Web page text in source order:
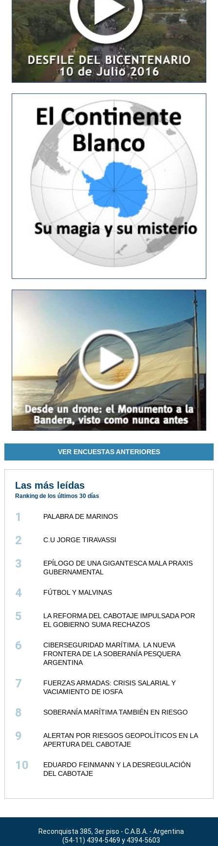
VER ENCUESTAS ANTERIORES
Las más leídas
Ranking de los últimos 30 días
1 PALABRA DE MARINOS
2 C.U JORGE TIRAVASSI
3
EPÍLOGO DE UNA GIGANTESCA MALA PRAXIS
GUBERNAMENTAL
4 FÚTBOL Y MALVINAS
5
LA REFORMA DEL CABOTAJE IMPULSADA POR
EL GOBIERNO SUMA RECHAZOS
6
CIBERSEGURIDAD MARÍTIMA. LA NUEVA
FRONTERA DE LA SOBERANÍA PESQUERA
ARGENTINA
7
FUERZAS ARMADAS: CRISIS SALARIAL Y
VACIAMIENTO DE IOSFA
8 SOBERANÍA MARÍTIMA TAMBIÉN EN RIESGO
9
ALERTAN POR RIESGOS GEOPOLÍTICOS EN LA
APERTURA DEL CABOTAJE
10
EDUARDO FEINMANN Y LA DESREGULACIÓN
DEL CABOTAJE
Reconquista 385, 3er piso - C.A.B.A. - Argentina
(54-11) 4394-5469 y 4394-5603